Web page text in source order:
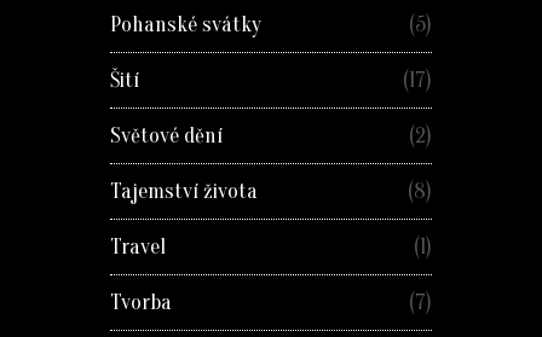
Pohanské svátky (5)
Šití (17)
Světové dění (2)
Tajemství života (8)
Travel (1)
Tvorba (7)